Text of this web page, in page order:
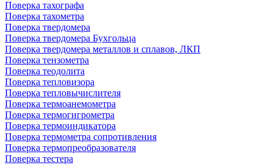
Поверка тахографа
Поверка тахометра
Поверка твердомера
Поверка твердомера Бухгольца
Поверка твердомера металлов и сплавов, ЛКП
Поверка тензометра
Поверка теодолита
Поверка тепловизора
Поверка тепловычислителя
Поверка термоанемометра
Поверка термогигрометра
Поверка термоиндикатора
Поверка термометра сопротивления
Поверка термопреобразователя
Поверка тестера